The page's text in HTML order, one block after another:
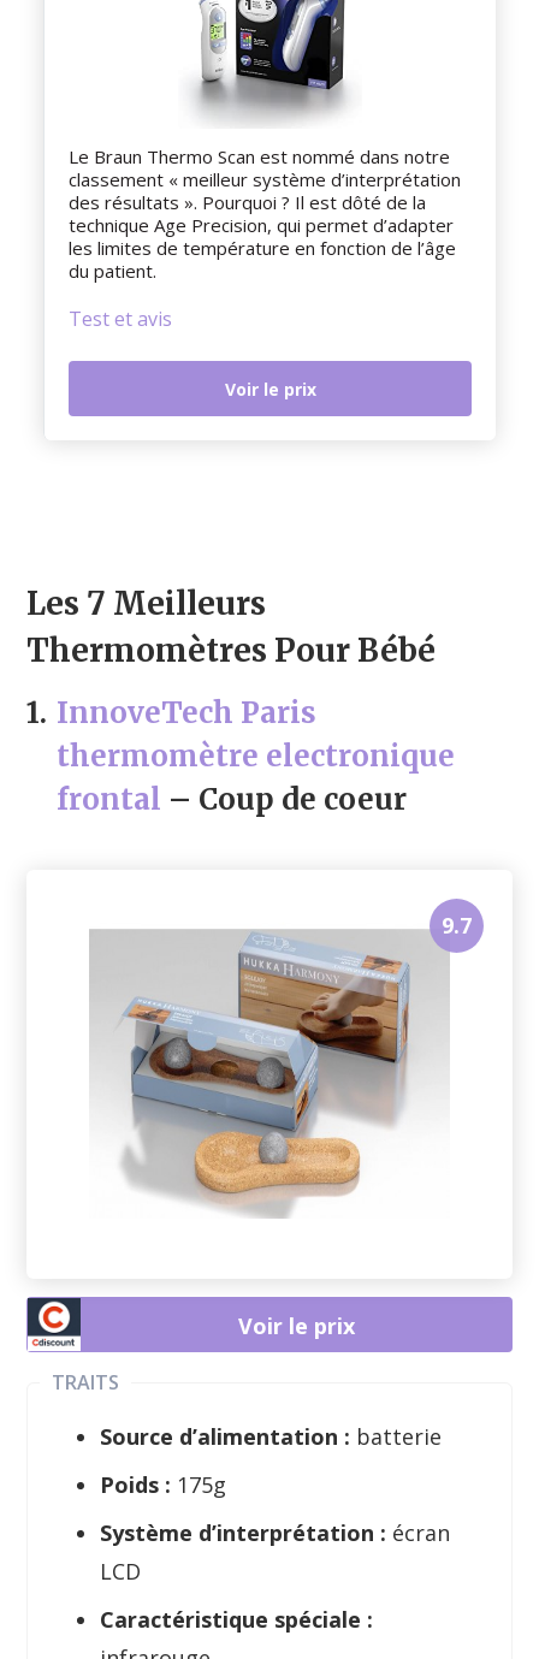
Le Braun Thermo Scan est nommé dans notre
classement « meilleur système d’interprétation
des résultats ». Pourquoi ? Il est dôté de la
technique Age Precision, qui permet d’adapter
les limites de température en fonction de l’âge
du patient.
Test et avis
Voir le prix
Les 7 Meilleurs
Thermomètres Pour Bébé
1. InnoveTech Paris
thermomètre electronique
frontal – Coup de coeur
TRAITS
Source d’alimentation : batterie
Poids : 175g
Système d’interprétation : écran
LCD
Caractéristique spéciale :
9.7
Voir le prix